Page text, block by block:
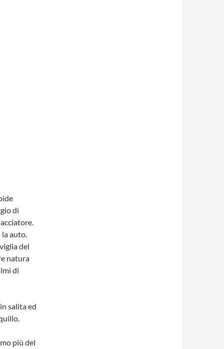
di
la auto.
del
natura
di
salita ed
più del